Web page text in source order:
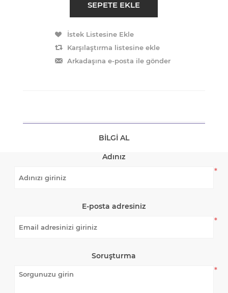
BILGI AL
Adınız
*
E-posta adresiniz
*
Soruşturma
*